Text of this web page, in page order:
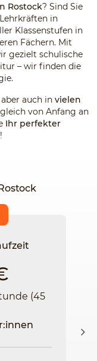
Rostock? Sind Sie
in
Klassenstufen in
Fächern. Mit
gezielt schulische
– wir finden die
aber auch in vielen
von Anfang an
Ihr perfekter
!
(45